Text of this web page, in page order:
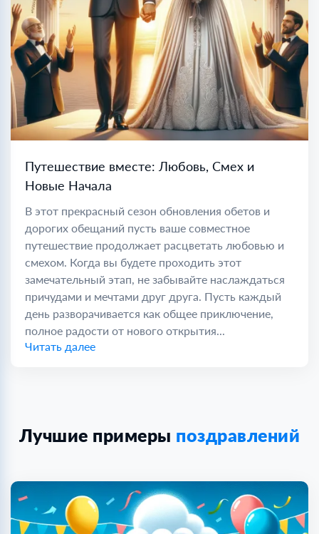
Путешествие вместе: Любовь, Смех и
Новые Начала
В этот прекрасный сезон обновления обетов и
дорогих обещаний пусть ваше совместное
путешествие продолжает расцветать любовью и
смехом. Когда вы будете проходить этот
замечательный этап, не забывайте наслаждаться
причудами и мечтами друг друга. Пусть каждый
день разворачивается как общее приключение,
полное радости от нового открытия...
Читать далее
Лучшие примеры поздравлений